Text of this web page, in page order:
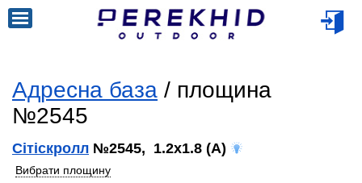
Адресна база / площина
№2545
Сітіскролл №2545, 1.2x1.8 (A)
Вибрати площину